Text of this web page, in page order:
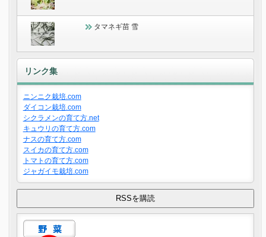
タマネギ苗 雪
リンク集
ニンニク栽培.com
ダイコン栽培.com
シクラメンの育て方.net
キュウリの育て方.com
ナスの育て方.com
スイカの育て方.com
トマトの育て方.com
ジャガイモ栽培.com